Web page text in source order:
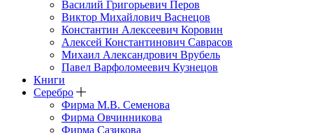
Василий Григорьевич Перов
Виктор Михайлович Васнецов
Константин Алексеевич Коровин
Алексей Константинович Саврасов
Михаил Александрович Врубель
Павел Варфоломеевич Кузнецов
Книги
Серебро
Фирма М.В. Семенова
Фирма Овчинникова
Фирма Сазикова